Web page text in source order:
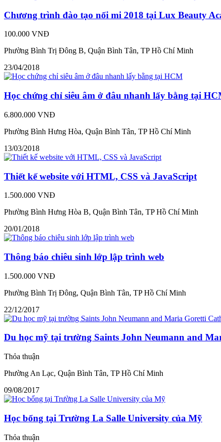
Chương trình đào tạo nối mi 2018 tại Lux Beauty
100.000 VNĐ
Phường Bình Trị Đông B, Quận Bình Tân, TP Hồ Chí Minh
23/04/2018
Học chứng chỉ siêu âm ở đâu nhanh lấy bằng tại
6.800.000 VNĐ
Phường Bình Hưng Hòa, Quận Bình Tân, TP Hồ Chí Minh
13/03/2018
Thiết kế website với HTML, CSS và JavaScript
1.500.000 VNĐ
Phường Bình Hưng Hòa B, Quận Bình Tân, TP Hồ Chí Minh
20/01/2018
Thông báo chiêu sinh lớp lập trình web
1.500.000 VNĐ
Phường Bình Trị Đông, Quận Bình Tân, TP Hồ Chí Minh
22/12/2017
Du học mỹ tại trường Saints John Neumann and
Thỏa thuận
Phường An Lạc, Quận Bình Tân, TP Hồ Chí Minh
09/08/2017
Học bổng tại Trường La Salle University của Mỹ
Thỏa thuận